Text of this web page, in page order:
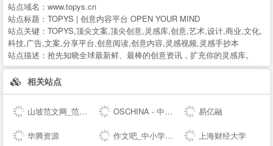
站点域名： www.topys.cn
站点标题： TOPYS | 创意内容平台 OPEN YOUR MIND
站点关键： TOPYS,顶尖文案,顶尖创意,灵感库,创意,艺术,设计,商业,文化,
科技,广告,文案,分享平台,创意阅读,创意内容,灵感视频,灵感手抄本
站点描述： 抢先知晓全球最新鲜、最棒的创意资讯，扩充你的灵感库。
相关站点
山坡范文网_范文_免费范文_工作总结 OSCHINA - 中文开源技术交流社区 易亿融
华腾资源 作文吧_中小学生作文网_优秀作文大全 上海财经大学